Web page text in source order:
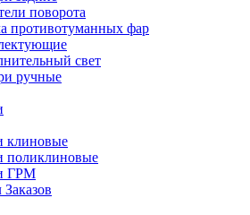
поворота
противотуманных фар
свет
ручные
клиновые
поликлиновые
ГРМ